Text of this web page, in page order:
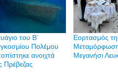
του Β΄
Πολέμου
ανοιχτά
Πρέβεζας
Εορτασμός
Μεγανήσι